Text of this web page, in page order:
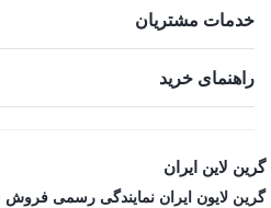
خدمات مشتریان
راهنمای خرید
گرین لاین ایران
گرین لایون ایران نمایندگی رسمی فروش